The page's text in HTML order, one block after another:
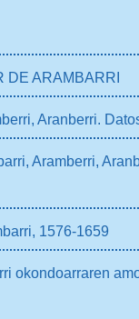
DE ARAMBARRI
Aranberri.
Aramberri,
1576-1659
okondoarraren